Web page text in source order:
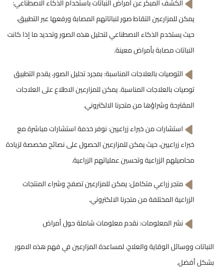
الكشف المبكر عن أمراض النباتات باستخدام الذكاء الاصطناعي:
يمكن للمزارعين التقاط صور لنباتاتهم المصابة ورفعها عبر التطبيق،
حيث يستخدم الذكاء الاصطناعي لتحليل هذه الصور وتحديد ما إذا كانت
النباتات مصابة بأمراض معينة.
التوصيات بالعلاجات المناسبة: بمجرد تحليل الصور، يقدم التطبيق
توصيات بالعلاجات المناسبة. يمكن للمزارعين الاطلاع على العلاجات
المقترحة وشراؤها من متجرنا الالكتروني.
استشارات من خبراء زراعيين: نوفر خدمة استشارات مباشرة مع
خبراء زراعيين، حيث يمكن للمزارعين الحصول على نصائح مخصصة لزيادة
محاصيلهم الزراعية وتحسين عملياتهم الزراعية.
متجر زراعي متكامل: يمكن للمزارعين تصفح وشراء المنتجات
الزراعية المختلفة من متجرنا الالكتروني.
نشر المعلومات: نقدم معلومات شاملة حول أمراض
النباتات ووسائل الوقاية والعلاج، لمساعدة المزارعين في فهم هذه الامور
بشكل أفضل.